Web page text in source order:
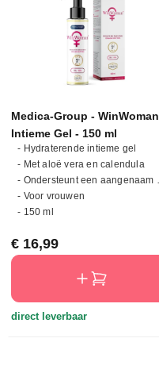
Medica-Group - WinWoman
Intieme Gel - 150 ml
- Hydraterende intieme gel
- Met aloë vera en calendula
- Ondersteunt een aangenaam glijgevoel
- Voor vrouwen
- 150 ml
Normale prijs:
€ 16,99
direct leverbaar